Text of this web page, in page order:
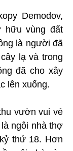
Demodov,
hữu vùng đất
là người đã
lạ và trong
đã cho xây
lên xuống.
vườn vui vẻ
ngôi nhà thợ
thứ 18. Hơn